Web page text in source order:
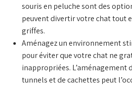
souris en peluche sont des
peuvent divertir votre chat tout
griffes.
Aménagez un environnement
pour éviter que votre chat ne
inappropriées. L’aménagement
tunnels et de cachettes peut